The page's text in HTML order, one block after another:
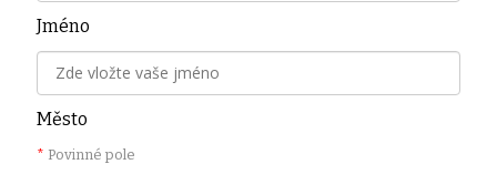
Jméno
Město
* Povinné pole